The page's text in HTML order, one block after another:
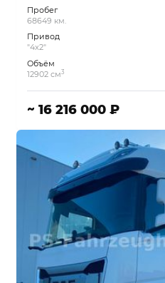
Пробег
68649 км.
Привод
"4x2"
Объём
12902 см3
~ 16 216 000 ₽